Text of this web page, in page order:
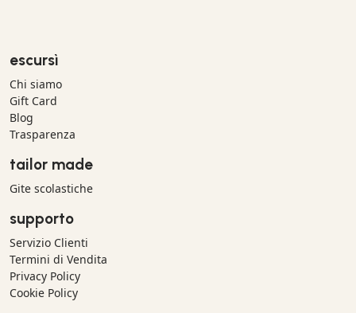
escursì
Chi siamo
Gift Card
Blog
Trasparenza
tailor made
Gite scolastiche
supporto
Servizio Clienti
Termini di Vendita
Privacy Policy
Cookie Policy